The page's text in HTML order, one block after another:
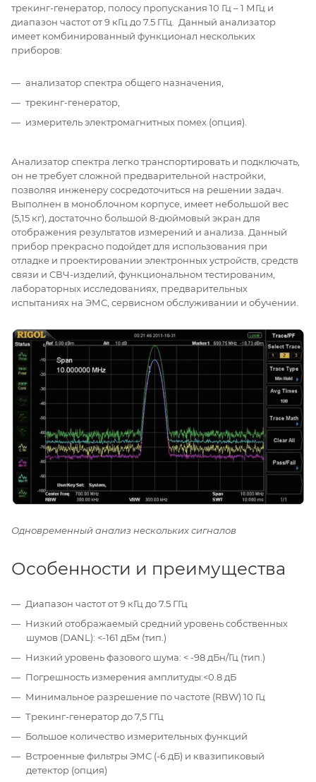
трекинг-генератор, полосу пропускания 10 Гц – 1 МГц и
диапазон частот от 9 кГц до 7.5 ГГц. Данный анализатор
имеет комбинированный функционал нескольких
приборов:
анализатор спектра общего назначения,
трекинг-генератор,
измеритель электромагнитных помех (опция).
Анализатор спектра легко транспортировать и подключать,
он не требует сложной предварительной настройки,
позволяя инженеру сосредоточиться на решении задач.
Выполнен в моноблочном корпусе, имеет небольшой вес
(5,15 кг), достаточно большой 8-дюймовый экран для
отображения результатов измерений и анализа. Данный
прибор прекрасно подойдет для использования при
отладке и проектировании электронных устройств, средств
связи и СВЧ-изделий, функциональном тестированим,
лабораторных исследованиях, предварительных
испытаниях на ЭМС, сервисном обслуживании и обучении.
Одновременный анализ нескольких сигналов
Особенности и преимущества
Диапазон частот от 9 кГц до 7.5 ГГц
Низкий отображаемый средний уровень собственных
шумов (DANL): <-161 дБм (тип.)
Низкий уровень фазового шума: < -98 дБн/Гц (тип.)
Погрешность измерения амплитуды:<0.8 дБ
Минимальное разрешение по частоте (RBW) 10 Гц
Трекинг-генератор до 7,5 ГГц
Большое количество измерительных функций
Встроенные фильтры ЭМС (-6 дБ) и квазипиковый
детектор (опция)